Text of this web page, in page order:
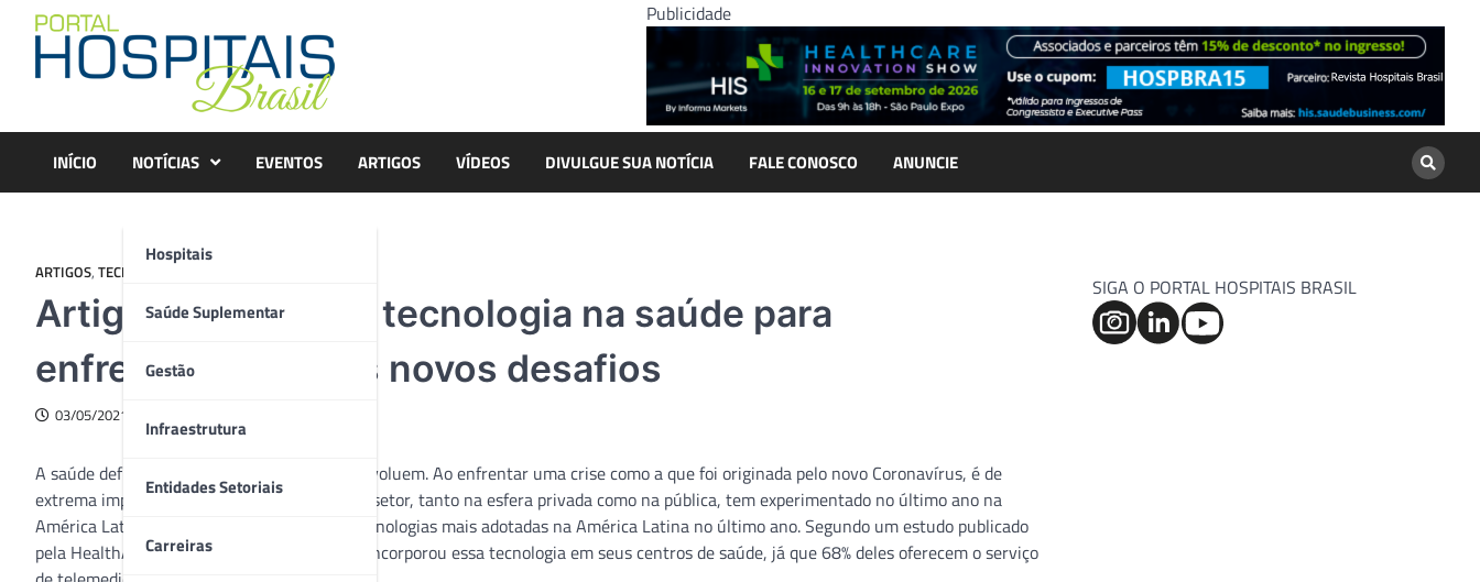
content
Publicidade
INÍCIO NOTÍCIAS
Hospitais
Saúde Suplementar
Gestão
Infraestrutura
Entidades Setoriais
Carreiras
EVENTOS ARTIGOS VÍDEOS DIVULGUE SUA NOTÍCIA FALE CONOSCO ANUNCIE
ARTIGOS, TECNOLOGIA
Artigo – O papel da tecnologia na saúde para
enfrentamento dos novos desafios
03/05/2021
A saúde define a forma como as sociedades evoluem. Ao enfrentar uma crise como a que foi originada pelo novo Coronavírus, é de
extrema importância avaliar o impacto que o setor, tanto na esfera privada como na pública, tem experimentado no último ano na
América Latina. A telemedicina é uma das tecnologias mais adotadas na América Latina no último ano. Segundo um estudo publicado
pela HealthAffairs, o Chile é o país que mais incorporou essa tecnologia em seus centros de saúde, já que 68% deles oferecem o serviço
SIGA O PORTAL HOSPITAIS BRASIL